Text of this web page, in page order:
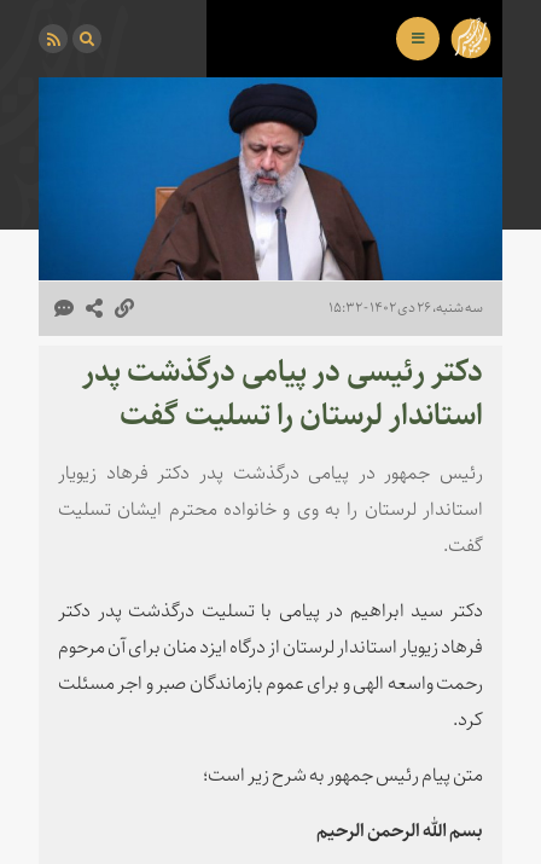
سه شنبه، ۲۶ دی ۱۴۰۲ - ۱۵:۳۲
دکتر رئیسی در پیامی درگذشت پدر
استاندار لرستان را تسلیت گفت
رئیس جمهور در پیامی درگذشت پدر دکتر فرهاد زیویار
استاندار لرستان را به وی و خانواده محترم ایشان تسلیت
گفت.
دکتر سید ابراهیم در پیامی با تسلیت درگذشت پدر دکتر
فرهاد زیویار استاندار لرستان از درگاه ایزد منان برای آن مرحوم
رحمت واسعه الهی و برای عموم بازماندگان صبر و اجر مسئلت
کرد.
متن پیام رئیس جمهور به شرح زیر است؛
بسم الله الرحمن الرحیم